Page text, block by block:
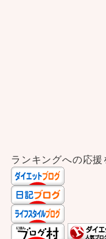
ランキングへの応